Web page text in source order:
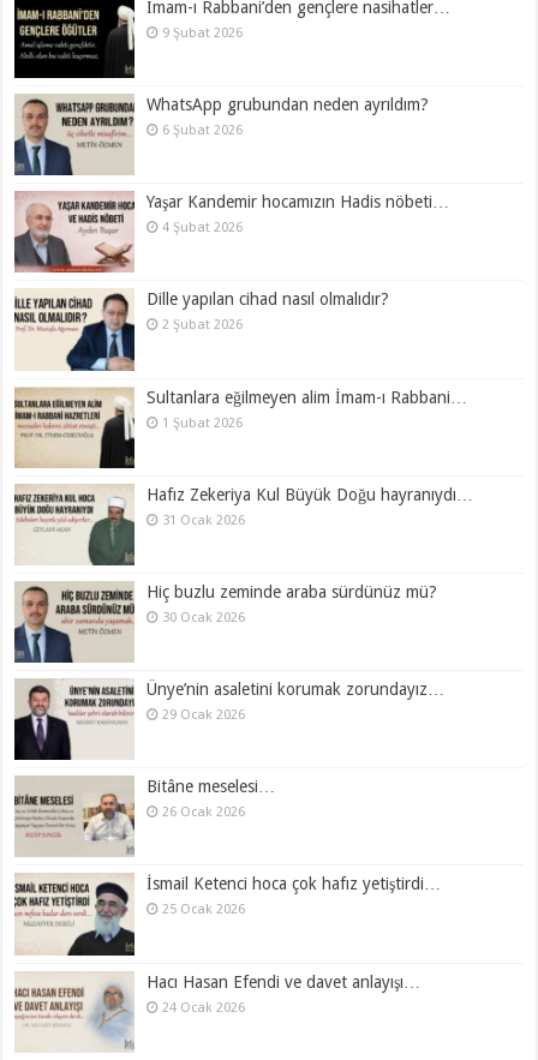
İmam-ı Rabbani’den gençlere nasihatler…
9 Şubat 2026
WhatsApp grubundan neden ayrıldım?
6 Şubat 2026
Yaşar Kandemir hocamızın Hadis nöbeti…
4 Şubat 2026
Dille yapılan cihad nasıl olmalıdır?
2 Şubat 2026
Sultanlara eğilmeyen alim İmam-ı Rabbani…
1 Şubat 2026
Hafız Zekeriya Kul Büyük Doğu hayranıydı…
31 Ocak 2026
Hiç buzlu zeminde araba sürdünüz mü?
30 Ocak 2026
Ünye’nin asaletini korumak zorundayız…
29 Ocak 2026
Bitâne meselesi…
26 Ocak 2026
İsmail Ketenci hoca çok hafız yetiştirdi…
25 Ocak 2026
Hacı Hasan Efendi ve davet anlayışı…
24 Ocak 2026